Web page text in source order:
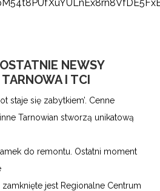
NEWSY
I TCI
staje się zabytkiem’. Cenne
Tarnowian stworzą unikatową
do remontu. Ostatni moment
zamknięte jest Regionalne Centrum